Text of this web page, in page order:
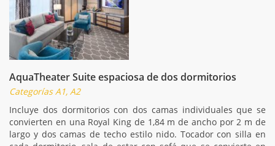
AquaTheater Suite espaciosa de dos dormitorios
Categorías A1, A2
Incluye dos dormitorios con dos camas individuales que se
convierten en una Royal King de 1,84 m de ancho por 2 m de
largo y dos camas de techo estilo nido. Tocador con silla en